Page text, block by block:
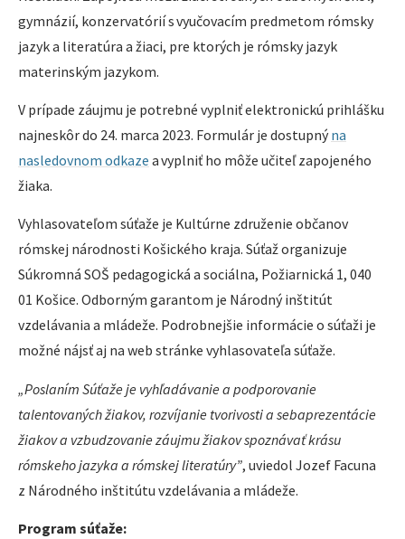
gymnázií, konzervatórií s vyučovacím predmetom rómsky
jazyk a literatúra a žiaci, pre ktorých je rómsky jazyk
materinským jazykom.
V prípade záujmu je potrebné vyplniť elektronickú prihlášku
najneskôr do 24. marca 2023. Formulár je dostupný na
nasledovnom odkaze a vyplniť ho môže učiteľ zapojeného
žiaka.
Vyhlasovateľom súťaže je Kultúrne združenie občanov
rómskej národnosti Košického kraja. Súťaž organizuje
Súkromná SOŠ pedagogická a sociálna, Požiarnická 1, 040
01 Košice. Odborným garantom je Národný inštitút
vzdelávania a mládeže. Podrobnejšie informácie o súťaži je
možné nájsť aj na web stránke vyhlasovateľa súťaže.
„Poslaním Súťaže je vyhľadávanie a podporovanie
talentovaných žiakov, rozvíjanie tvorivosti a sebaprezentácie
žiakov a vzbudzovanie záujmu žiakov spoznávať krásu
rómskeho jazyka a rómskej literatúry”, uviedol Jozef Facuna
z Národného inštitútu vzdelávania a mládeže.
Program súťaže: